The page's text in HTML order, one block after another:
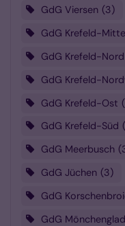
GdG Viersen
3
GdG Krefeld-Mitte
GdG Krefeld-Nord
GdG Krefeld-
GdG Krefeld-Ost
GdG Krefeld-Süd
GdG Meerbusch
GdG Jüchen 3
GdG
GdG